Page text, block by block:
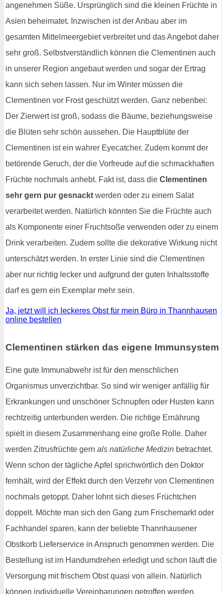
angenehmen Süße. Ursprünglich sind die kleinen Früchte in
Asien beheimatet. Inzwischen ist der Anbau aber im
gesamten Mittelmeergebiet verbreitet und das Angebot daher
sehr groß. Selbstverständlich können die Clementinen auch
in unserer Region angebaut werden und sogar der Ertrag
kann sich sehen lassen. Nur im Winter müssen die
Clementinen vor Frost geschützt werden. Ganz nebenbei:
Der Zierwert ist groß, sodass die Bäume, beziehungsweise
die Blüten sehr schön aussehen. Die Hauptblüte der
Clementinen ist ein wahrer Eyecatcher. Zudem kommt der
betörende Geruch, der die Vorfreude auf die schmackhaften
Früchte nochmals anhebt. Fakt ist, dass die Clementinen
sehr gern pur gesnackt werden oder zu einem Salat
verarbeitet werden. Natürlich könnten Sie die Früchte auch
als Komponente einer Fruchtsoße verwenden oder zu einem
Drink verarbeiten. Zudem sollte die dekorative Wirkung nicht
unterschätzt werden. In erster Linie sind die Clementinen
aber nur richtig lecker und aufgrund der guten Inhaltsstoffe
darf es gern ein Exemplar mehr sein.
Ja, jetzt will ich leckeres Obst für mein Büro in Thannhausen
online bestellen
Clementinen stärken das eigene Immunsystem
Eine gute Immunabwehr ist für den menschlichen
Organismus unverzichtbar. So sind wir weniger anfällig für
Erkrankungen und unschöner Schnupfen oder Husten kann
rechtzeitig unterbunden werden. Die richtige Ernährung
spielt in diesem Zusammenhang eine große Rolle. Daher
werden Zitrusfrüchte gern als natürliche Medizin betrachtet.
Wenn schon der tägliche Apfel sprichwörtlich den Doktor
fernhält, wird der Effekt durch den Verzehr von Clementinen
nochmals getoppt. Daher lohnt sich dieses Früchtchen
doppelt. Möchte man sich den Gang zum Frischemarkt oder
Fachhandel sparen, kann der beliebte Thannhausener
Obstkorb Lieferservice in Anspruch genommen werden. Die
Bestellung ist im Handumdrehen erledigt und schon läuft die
Versorgung mit frischem Obst quasi von allein. Natürlich
können individuelle Vereinbarungen getroffen werden,